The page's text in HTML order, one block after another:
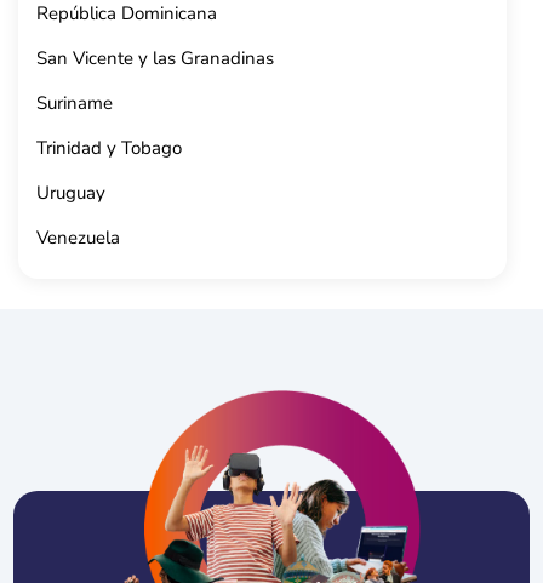
República Dominicana
San Vicente y las Granadinas
Suriname
Trinidad y Tobago
Uruguay
Venezuela